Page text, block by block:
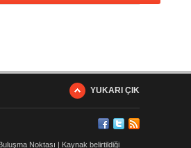
YUKARI ÇIK
Noktası | Kaynak belirtildiği